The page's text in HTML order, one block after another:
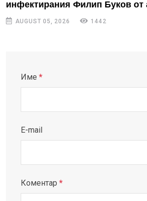
инфектирания Филип Буков от
AUGUST 05, 2026 1442
Име *
E-mail
Коментар *